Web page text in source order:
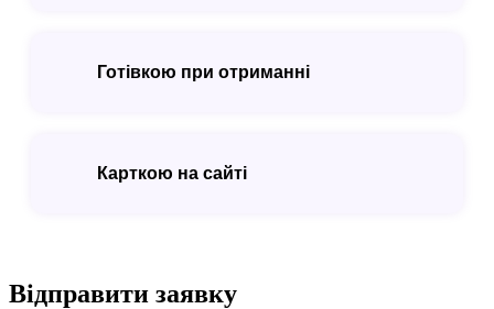
Готівкою при отриманні
Карткою на сайті
Відправити заявку